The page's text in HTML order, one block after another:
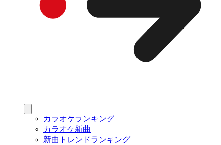
カラオケランキング
カラオケ新曲
新曲トレンドランキング